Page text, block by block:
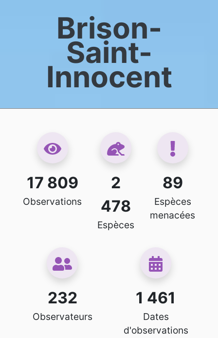
Brison-
Saint-
Innocent
17 809
Observations
2
478
Espèces
89
Espèces
menacées
232
Observateurs
1 461
Dates
d'observations